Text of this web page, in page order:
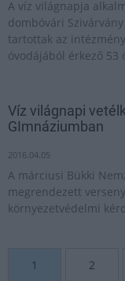
A víz világnapja
dombóvári
tartottak az
óvodájából érkező 53
Víz világnapi
GImnáziumban
2016.04.05
A márciusi Bükki
megrendezett
környezetvédelmi
1 2